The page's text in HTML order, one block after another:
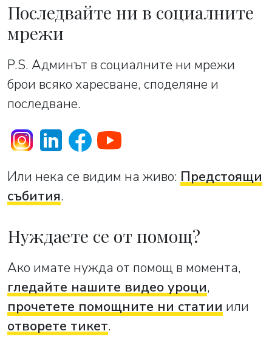
Последвайте ни в социалните
мрежи
P.S. Админът в социалните ни мрежи
брои всяко харесване, споделяне и
последване.
Или нека се видим на живо: Предстоящи
събития.
Нуждаете се от помощ?
Ако имате нужда от помощ в момента,
гледайте нашите видео уроци,
прочетете помощните ни статии или
отворете тикет.